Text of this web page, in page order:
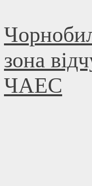
Skip
to
content
зона
ЧАЕС